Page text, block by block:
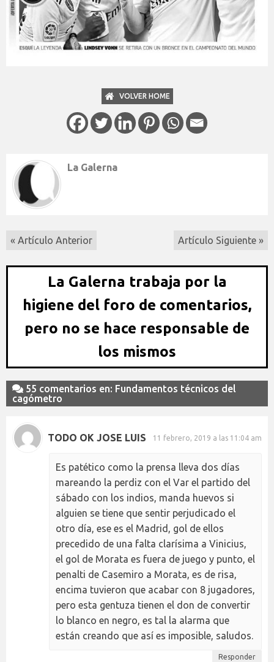
VOLVER HOME
La Galerna
« Artículo Anterior Artículo Siguiente »
La Galerna trabaja por la
higiene del foro de comentarios,
pero no se hace responsable de
los mismos
55 comentarios en: Fundamentos técnicos del
cagómetro
TODO OK JOSE LUIS 11 febrero, 2019 a las 11:04 am
Es patético como la prensa lleva dos días
mareando la perdiz con el Var el partido del
sábado con los indios, manda huevos si
alguien se tiene que sentir perjudicado el
otro día, ese es el Madrid, gol de ellos
precedido de una falta clarísima a Vinicius,
el gol de Morata es fuera de juego y punto, el
penalti de Casemiro a Morata, es de risa,
encima tuvieron que acabar con 8 jugadores,
pero esta gentuza tienen el don de convertir
lo blanco en negro, es tal la alarma que
están creando que así es imposible, saludos.
Responder